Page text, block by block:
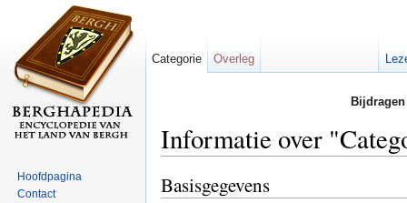
Informatie over
Basisgegevens
Categorie Overleg
Hoofdpagina
Contact